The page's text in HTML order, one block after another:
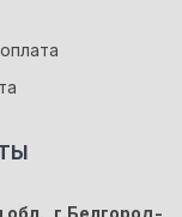
обл., г.Белгород-